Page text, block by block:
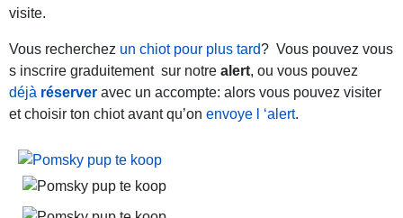
visite.
Vous recherchez un chiot pour plus tard? Vous pouvez vous
s inscrire graduitement sur notre alert, ou vous pouvez
déjà réserver avec un accompte: alors vous pouvez visiter
et choisir ton chiot avant qu’on envoye l ‘alert.